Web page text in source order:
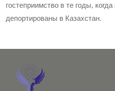
гостеприимство в те годы,
депортированы в Казахстан.